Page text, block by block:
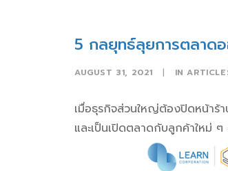
5 กลยุทธ์ลุยการตลาด
AUGUST 31, 2021 | IN
เมื่อธุรกิจส่วนใหญ่ต้องปิดหน้าร้
และเป็นเปิดตลาดกับลูกค้าใหม่